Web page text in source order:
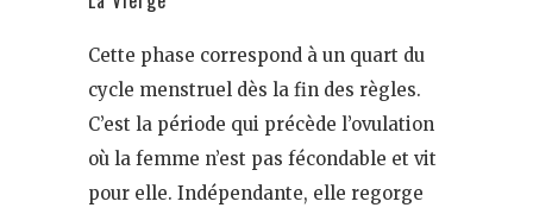
Cette phase correspond à un quart du
cycle menstruel dès la fin des règles.
C’est la période qui précède l’ovulation
où la femme n’est pas fécondable et vit
pour elle. Indépendante, elle regorge